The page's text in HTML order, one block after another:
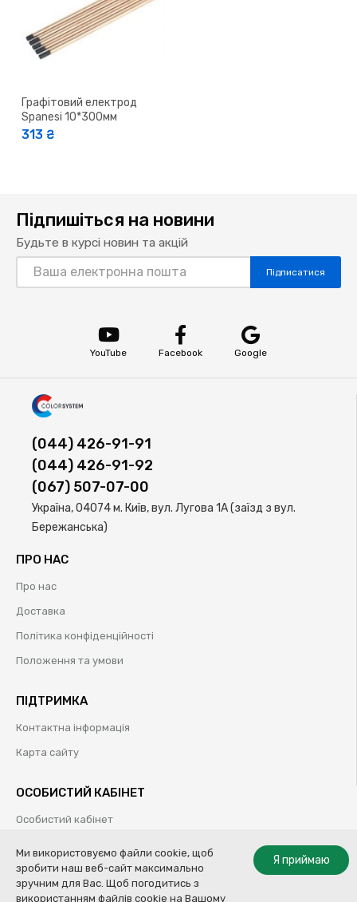
Графітовий електрод
Spanesi 10*300мм
313 ₴
Підпишіться на новини
Будьте в курсі новин та акцій
Підписатися
YouTube Facebook Google
(044) 426-91-91
(044) 426-91-92
(067) 507-07-00
Україна, 04074 м. Київ, вул. Лугова 1А (заїзд з вул.
Бережанська)
ПРО НАС
Про нас
Доставка
Політика конфіденційності
Положення та умови
ПІДТРИМКА
Контактна інформація
Карта сайту
ОСОБИСТИЙ КАБІНЕТ
Особистий кабінет
Обрані товари
Я приймаю
Ми використовуємо файли cookie, щоб
зробити наш веб-сайт максимально
зручним для Вас. Щоб погодитись з
використанням файлів cookie на Вашому